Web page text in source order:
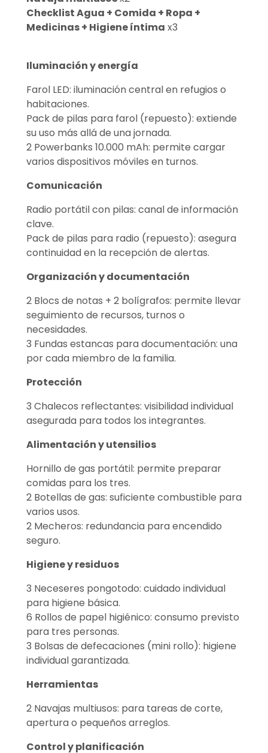
Checklist Agua + Comida + Ropa +
Medicinas + Higiene íntima x3
Iluminación y energía
Farol LED: iluminación central en refugios o
habitaciones.
Pack de pilas para farol (repuesto): extiende
su uso más allá de una jornada.
2 Powerbanks 10.000 mAh: permite cargar
varios dispositivos móviles en turnos.
Comunicación
Radio portátil con pilas: canal de información
clave.
Pack de pilas para radio (repuesto): asegura
continuidad en la recepción de alertas.
Organización y documentación
2 Blocs de notas + 2 bolígrafos: permite llevar
seguimiento de recursos, turnos o
necesidades.
3 Fundas estancas para documentación: una
por cada miembro de la familia.
Protección
3 Chalecos reflectantes: visibilidad individual
asegurada para todos los integrantes.
Alimentación y utensilios
Hornillo de gas portátil: permite preparar
comidas para los tres.
2 Botellas de gas: suficiente combustible para
varios usos.
2 Mecheros: redundancia para encendido
seguro.
Higiene y residuos
3 Neceseres pongotodo: cuidado individual
para higiene básica.
6 Rollos de papel higiénico: consumo previsto
para tres personas.
3 Bolsas de defecaciones (mini rollo): higiene
individual garantizada.
Herramientas
2 Navajas multiusos: para tareas de corte,
apertura o pequeños arreglos.
Control y planificación